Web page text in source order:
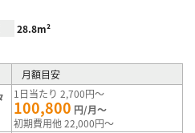
28.8m²
月額目安
1日当たり 2,700円～
100,800 円/月～
初期費用他 22,000円～